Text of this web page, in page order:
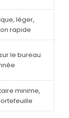
léger,
rapide
le bureau
minime,